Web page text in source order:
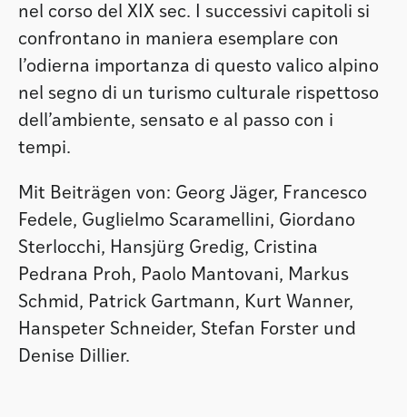
nel corso del XIX sec. I successivi capitoli si
confrontano in maniera esemplare con
l’odierna importanza di questo valico alpino
nel segno di un turismo culturale rispettoso
dell’ambiente, sensato e al passo con i
tempi.
Mit Beiträgen von: Georg Jäger, Francesco
Fedele, Guglielmo Scaramellini, Giordano
Sterlocchi, Hansjürg Gredig, Cristina
Pedrana Proh, Paolo Mantovani, Markus
Schmid, Patrick Gartmann, Kurt Wanner,
Hanspeter Schneider, Stefan Forster und
Denise Dillier.